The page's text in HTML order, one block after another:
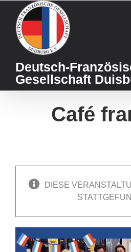
content
Deutsch-
Gesellschaft
Café
DIESE